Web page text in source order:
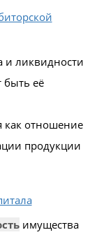
и ликвидности
быть её
как отношение
продукции
имущества